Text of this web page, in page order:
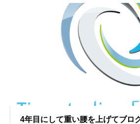
4年目にして重い腰を上げてブロ